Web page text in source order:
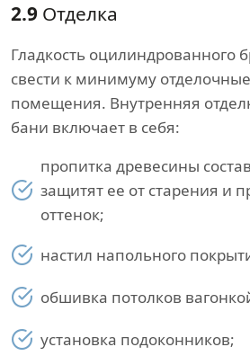
2.9 Отделка
Гладкость оцилиндрованного
свести к минимуму
помещения. Внутренняя
бани включает в себя:
пропитка древесины
защитят ее от старения и
оттенок;
настил напольного
обшивка потолков
установка подоконников;